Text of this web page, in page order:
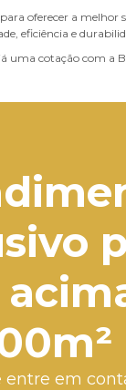
oferecer a melhor
eficiência e
uma cotação com a
entre em